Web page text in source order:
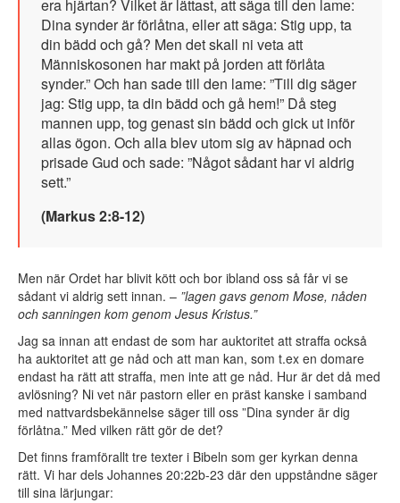
era hjärtan? Vilket är lättast, att säga till den lame:
Dina synder är förlåtna, eller att säga: Stig upp, ta
din bädd och gå? Men det skall ni veta att
Människosonen har makt på jorden att förlåta
synder.” Och han sade till den lame: ”Till dig säger
jag: Stig upp, ta din bädd och gå hem!” Då steg
mannen upp, tog genast sin bädd och gick ut inför
allas ögon. Och alla blev utom sig av häpnad och
prisade Gud och sade: ”Något sådant har vi aldrig
sett.”
(Markus 2:8-12)
Men när Ordet har blivit kött och bor ibland oss så får vi se
sådant vi aldrig sett innan. – ”lagen gavs genom Mose, nåden
och sanningen kom genom Jesus Kristus.”
Jag sa innan att endast de som har auktoritet att straffa också
ha auktoritet att ge nåd och att man kan, som t.ex en domare
endast ha rätt att straffa, men inte att ge nåd. Hur är det då med
avlösning? Ni vet när pastorn eller en präst kanske i samband
med nattvardsbekännelse säger till oss ”Dina synder är dig
förlåtna.” Med vilken rätt gör de det?
Det finns framförallt tre texter i Bibeln som ger kyrkan denna
rätt. Vi har dels Johannes 20:22b-23 där den uppståndne säger
till sina lärjungar: